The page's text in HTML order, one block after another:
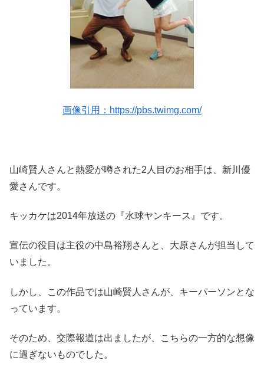
画像引用：https://pbs.twimg.com/
山崎賢人さんと熱愛が噂された2人目のお相手は、新川優
愛さんです。
キッカケは2014年放送の『水球ヤンキース』です。
宣伝の役目は主役の中島裕翔さんと、大原さんが担当して
いました。
しかし、この作品では山崎賢人さんが、キーパーソンとな
っています。
そのため、交際報道は出ましたが、こちらの一方的な想像
に過ぎないものでした。